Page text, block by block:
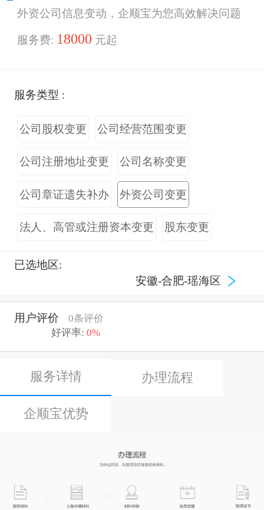
外资公司信息变动，企顺宝为您高效解决问题
服务费: 18000 元起
服务类型 :
公司股权变更 公司经营范围变更
公司注册地址变更 公司名称变更
公司章证遗失补办 外资公司变更
法人、高管或注册资本变更 股东变更
已选地区:
安徽-合肥-瑶海区
用户评价
0条评价
好评率: 0%
服务详情 办理流程
企顺宝优势